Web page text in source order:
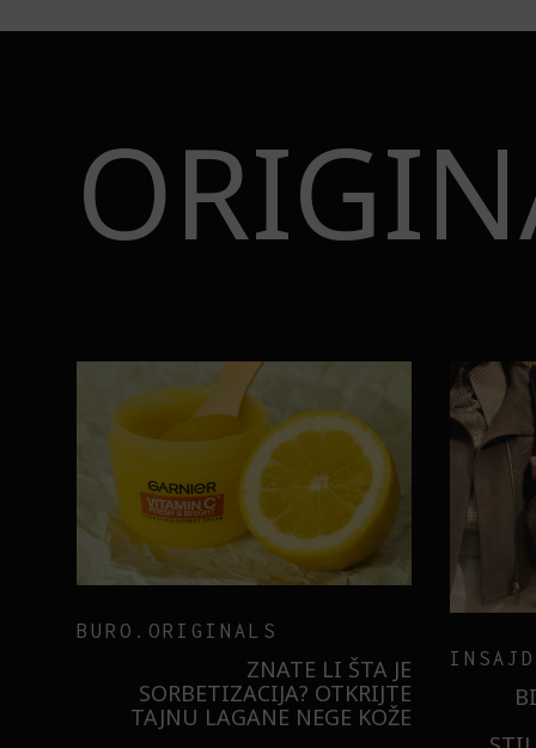
BURO.ORIGINALS
ZNATE LI ŠTA JE
SORBETIZACIJA? OTKRIJTE
TAJNU LAGANE NEGE KOŽE